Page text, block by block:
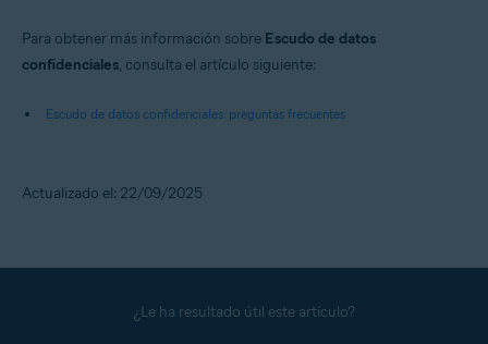
Para obtener más información sobre Escudo de datos
confidenciales, consulta el artículo siguiente:
Escudo de datos confidenciales: preguntas frecuentes
Actualizado el: 22/09/2025
¿Le ha resultado útil este artículo?